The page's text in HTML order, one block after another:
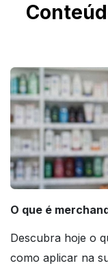
O que é
Descubra hoje o
como aplicar na